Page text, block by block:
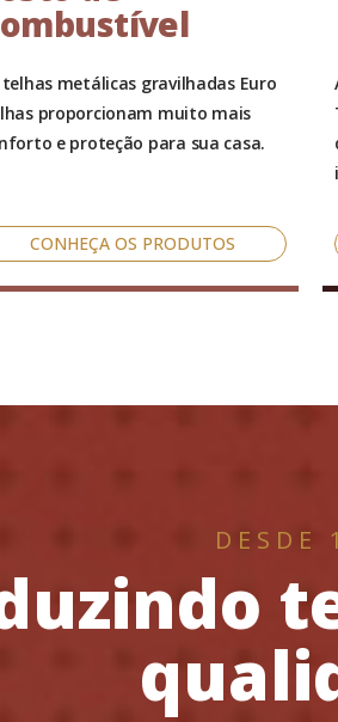
telhas metálicas gravilhadas Euro
proporcionam muito mais
e proteção para sua casa.
CONHEÇA OS PRODUTOS
DESDE